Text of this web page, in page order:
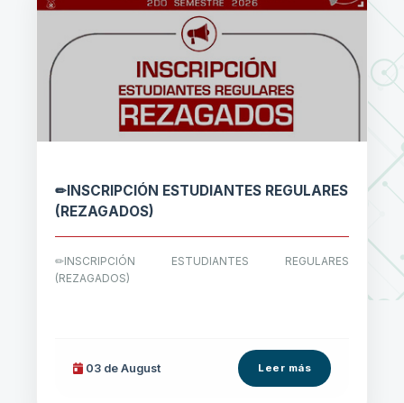
✏INSCRIPCIÓN ESTUDIANTES REGULARES
(REZAGADOS)
✏INSCRIPCIÓN ESTUDIANTES REGULARES
(REZAGADOS)
03 de August Leer más